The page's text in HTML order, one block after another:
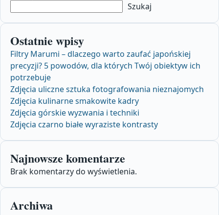
Szukaj
Ostatnie wpisy
Filtry Marumi – dlaczego warto zaufać japońskiej
precyzji? 5 powodów, dla których Twój obiektyw ich
potrzebuje
Zdjęcia uliczne sztuka fotografowania nieznajomych
Zdjęcia kulinarne smakowite kadry
Zdjęcia górskie wyzwania i techniki
Zdjęcia czarno białe wyraziste kontrasty
Najnowsze komentarze
Brak komentarzy do wyświetlenia.
Archiwa